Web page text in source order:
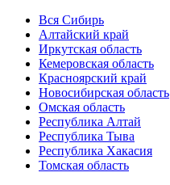
Вся Сибирь
Алтайский край
Иркутская область
Кемеровская область
Красноярский край
Новосибирская область
Омская область
Республика Алтай
Республика Тыва
Республика Хакасия
Томская область